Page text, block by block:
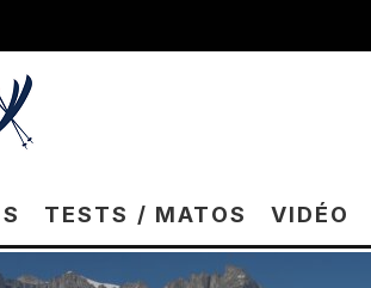
TESTS / MATOS VIDÉO